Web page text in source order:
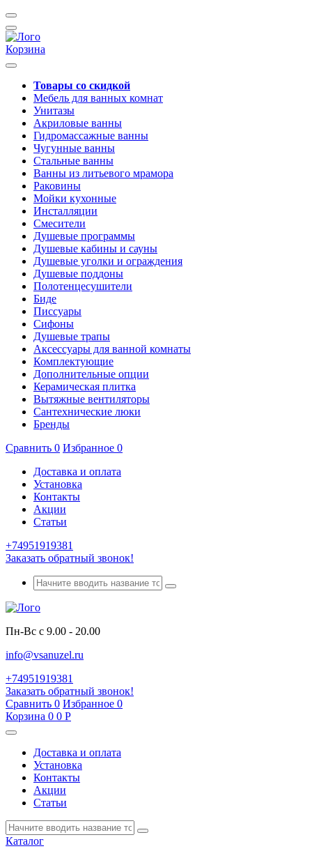
Корзина
Товары со скидкой
Мебель для ванных комнат
Унитазы
Акриловые ванны
Гидромассажные ванны
Чугунные ванны
Стальные ванны
Ванны из литьевого мрамора
Раковины
Мойки кухонные
Инсталляции
Смесители
Душевые программы
Душевые кабины и сауны
Душевые уголки и ограждения
Душевые поддоны
Полотенцесушители
Биде
Писсуары
Сифоны
Душевые трапы
Аксессуары для ванной комнаты
Комплектующие
Дополнительные опции
Керамическая плитка
Вытяжные вентиляторы
Сантехнические люки
Бренды
Сравнить 0 Избранное 0
Доставка и оплата
Установка
Контакты
Акции
Статьи
+74951919381
Заказать обратный звонок!
Пн-Вс с 9.00 - 20.00
info@vsanuzel.ru
+74951919381
Заказать обратный звонок!
Сравнить 0 Избранное 0
Корзина 0 0 Р
Доставка и оплата
Установка
Контакты
Акции
Статьи
Каталог